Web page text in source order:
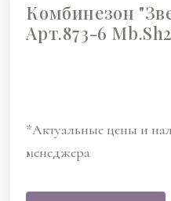
Комбинезон
Арт.873-6
*Актуальные цены и
менеджера